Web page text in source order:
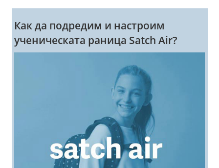
Как да подредим и настроим
ученическата раница Satch Air?